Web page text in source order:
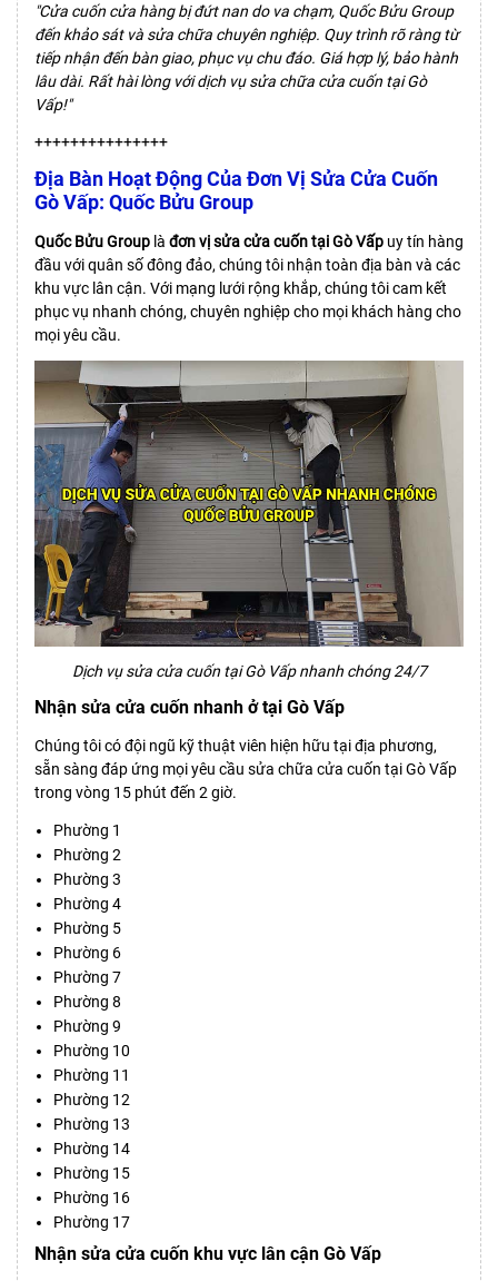
"Cửa cuốn cửa hàng bị đứt nan do va chạm, Quốc Bửu Group
đến khảo sát và sửa chữa chuyên nghiệp. Quy trình rõ ràng từ
tiếp nhận đến bàn giao, phục vụ chu đáo. Giá hợp lý, bảo hành
lâu dài. Rất hài lòng với dịch vụ sửa chữa cửa cuốn tại Gò
Vấp!"
+++++++++++++++
Địa Bàn Hoạt Động Của Đơn Vị Sửa Cửa Cuốn
Gò Vấp: Quốc Bửu Group
Quốc Bửu Group là đơn vị sửa cửa cuốn tại Gò Vấp uy tín hàng
đầu với quân số đông đảo, chúng tôi nhận toàn địa bàn và các
khu vực lân cận. Với mạng lưới rộng khắp, chúng tôi cam kết
phục vụ nhanh chóng, chuyên nghiệp cho mọi khách hàng cho
mọi yêu cầu.
Dịch vụ sửa cửa cuốn tại Gò Vấp nhanh chóng 24/7
Nhận sửa cửa cuốn nhanh ở tại Gò Vấp
Chúng tôi có đội ngũ kỹ thuật viên hiện hữu tại địa phương,
sẵn sàng đáp ứng mọi yêu cầu sửa chữa cửa cuốn tạiGò Vấp
trong vòng 15 phút đến 2 giờ.
Phường 1
Phường 2
Phường 3
Phường 4
Phường 5
Phường 6
Phường 7
Phường 8
Phường 9
Phường 10
Phường 11
Phường 12
Phường 13
Phường 14
Phường 15
Phường 16
Phường 17
Nhận sửa cửa cuốn khu vực lân cận Gò Vấp